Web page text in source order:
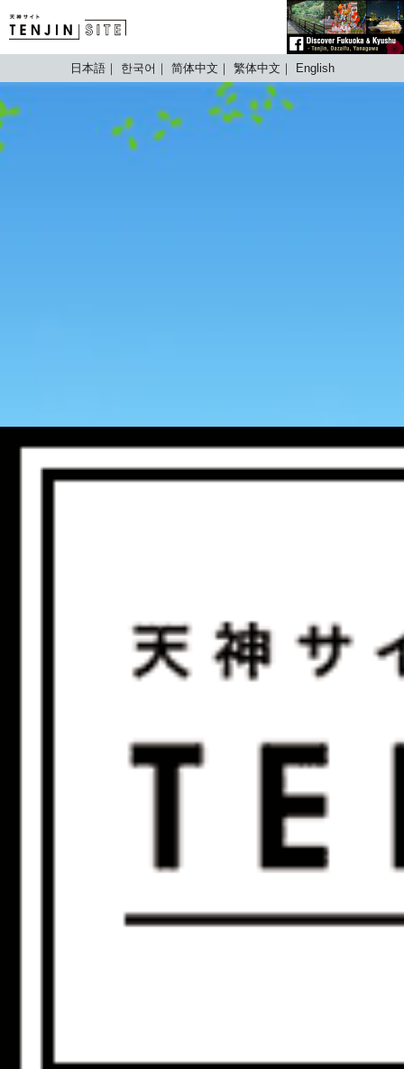
TENJIN SITE
日本語 한국어 简体中文 繁体中文 English